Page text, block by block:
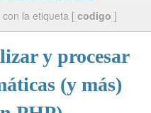
con la etiqueta [ codigo ]
y procesar
(y más)